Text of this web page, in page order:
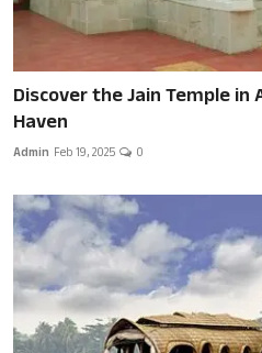
Discover the Jain Temple in
Haven
Admin Feb 19, 2025 0